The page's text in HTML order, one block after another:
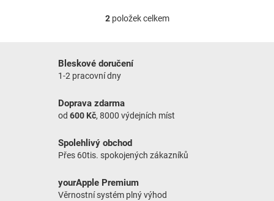
Ovládací prvky výpisu
2položek celkem
Bleskové doručení
1-2 pracovní dny
Doprava zdarma
od 600 Kč, 8000 výdejních míst
Spolehlivý obchod
Přes 60tis. spokojených zákazníků
yourApple Premium
Věrnostní systém plný výhod